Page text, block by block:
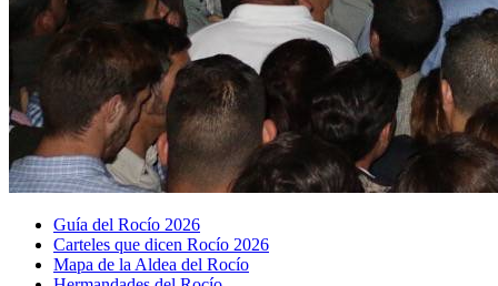
Guía del Rocío 2026
Carteles que dicen Rocío 2026
Mapa de la Aldea del Rocío